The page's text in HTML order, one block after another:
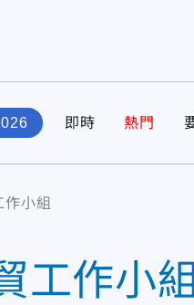
即時 熱門
作小組
工作小組